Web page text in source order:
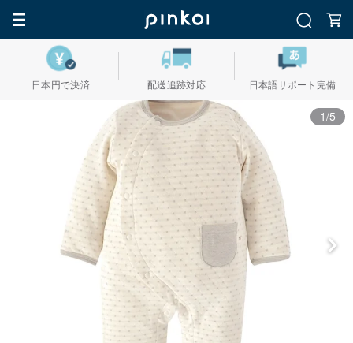
日本円で決済 配送追跡対応 日本語サポート完備
1/5